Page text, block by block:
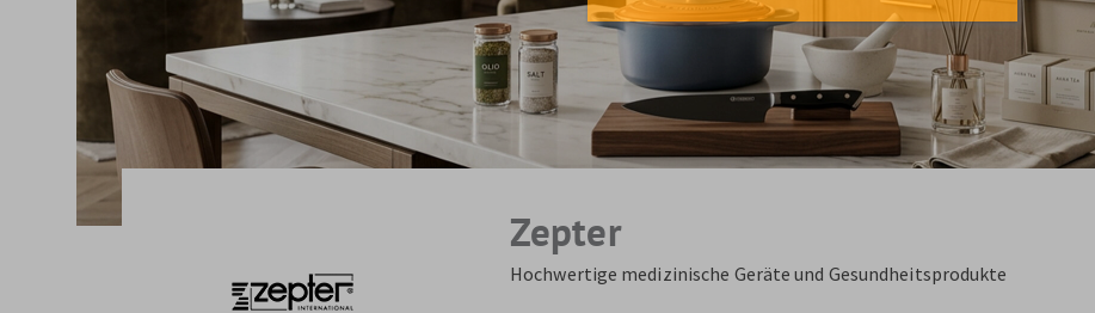
Zepter
Hochwertige medizinische Geräte und Gesundheitsprodukte